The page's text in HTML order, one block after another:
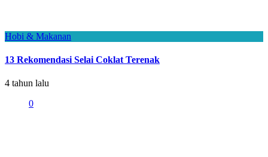
Hobi & Makanan
13 Rekomendasi Selai Coklat Terenak
4 tahun lalu
0